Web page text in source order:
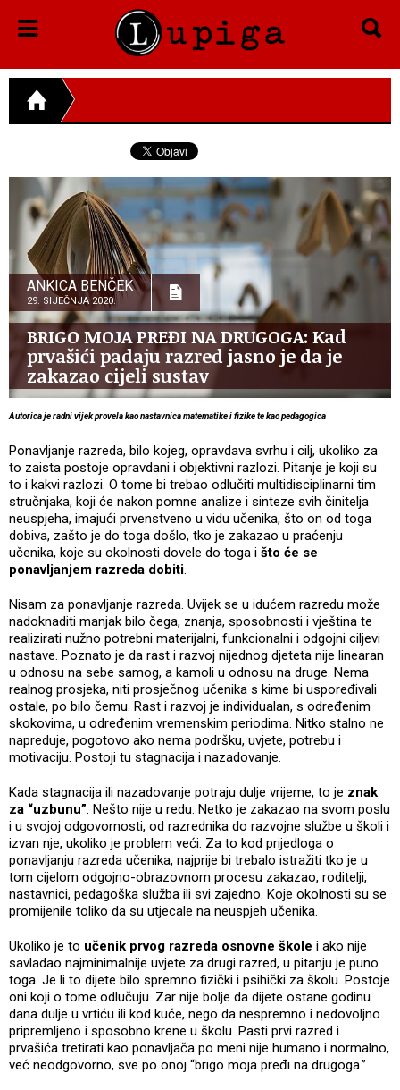
ANKICA BENČEK
29. SIJEČNJA 2020.
BRIGO MOJA PREĐI NA DRUGOGA: Kad
prvašići padaju razred jasno je da je
zakazao cijeli sustav
Autorica je radni vijek provela kao nastavnica matematike i fizike te kao pedagogica
Ponavljanje razreda, bilo kojeg, opravdava svrhu i cilj, ukoliko za
to zaista postoje opravdani i objektivni razlozi. Pitanje je koji su
to i kakvi razlozi. O tome bi trebao odlučiti multidisciplinarni tim
stručnjaka, koji će nakon pomne analize i sinteze svih činitelja
neuspjeha, imajući prvenstveno u vidu učenika, što on od toga
dobiva, zašto je do toga došlo, tko je zakazao u praćenju
učenika, koje su okolnosti dovele do toga i što će se
ponavljanjem razreda dobiti.
Nisam za ponavljanje razreda. Uvijek se u idućem razredu može
nadoknaditi manjak bilo čega, znanja, sposobnosti i vještina te
realizirati nužno potrebni materijalni, funkcionalni i odgojni ciljevi
nastave. Poznato je da rast i razvoj nijednog djeteta nije linearan
u odnosu na sebe samog, a kamoli u odnosu na druge. Nema
realnog prosjeka, niti prosječnog učenika s kime bi uspoređivali
ostale, po bilo čemu. Rast i razvoj je individualan, s određenim
skokovima, u određenim vremenskim periodima. Nitko stalno ne
napreduje, pogotovo ako nema podršku, uvjete, potrebu i
motivaciju. Postoji tu stagnacija i nazadovanje.
Kada stagnacija ili nazadovanje potraju dulje vrijeme, to je znak
za “uzbunu”. Nešto nije u redu. Netko je zakazao na svom poslu
i u svojoj odgovornosti, od razrednika do razvojne službe u školi i
izvan nje, ukoliko je problem veći. Za to kod prijedloga o
ponavljanju razreda učenika, najprije bi trebalo istražiti tko je u
tom cijelom odgojno-obrazovnom procesu zakazao, roditelji,
nastavnici, pedagoška služba ili svi zajedno. Koje okolnosti su se
promijenile toliko da su utjecale na neuspjeh učenika.
Ukoliko je to učenik prvog razreda osnovne škole i ako nije
savladao najminimalnije uvjete za drugi razred, u pitanju je puno
toga. Je li to dijete bilo spremno fizički i psihički za školu. Postoje
oni koji o tome odlučuju. Zar nije bolje da dijete ostane godinu
dana dulje u vrtiću ili kod kuće, nego da nespremno i nedovoljno
pripremljeno i sposobno krene u školu. Pasti prvi razred i
prvašića tretirati kao ponavljača po meni nije humano i normalno,
već neodgovorno, sve po onoj “brigo moja pređi na drugoga.”